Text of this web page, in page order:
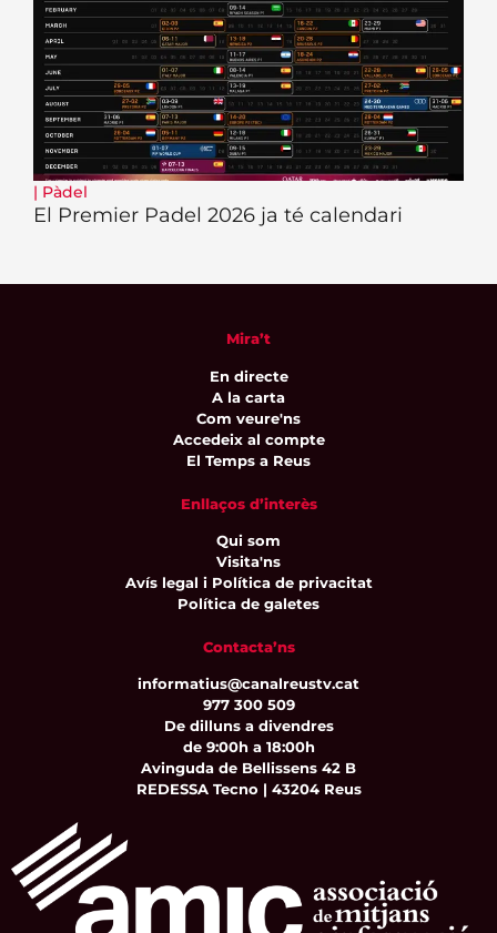
| Pàdel
El Premier Padel 2026 ja té calendari
Mira’t
En directe
A la carta
Com veure'ns
Accedeix al compte
El Temps a Reus
Enllaços d’interès
Qui som
Visita'ns
Avís legal i Política de privacitat
Política de galetes
Contacta’ns
informatius@canalreustv.cat
977 300 509
De dilluns a divendres
de 9:00h a 18:00h
Avinguda de Bellissens 42 B
REDESSA Tecno | 43204 Reus